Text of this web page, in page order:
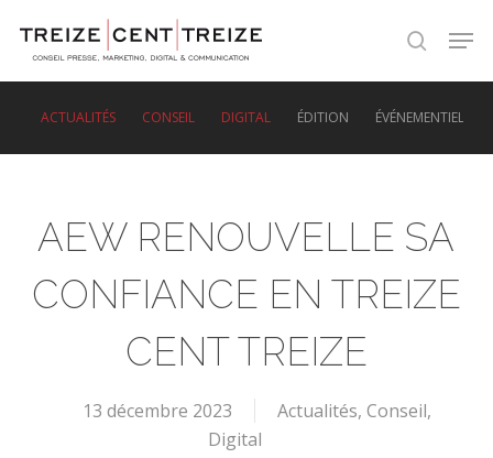
search
ACTUALITÉS CONSEIL DIGITAL ÉDITION ÉVÉNEMENTIEL
AEW RENOUVELLE SA
CONFIANCE EN TREIZE
CENT TREIZE
13 décembre 2023 Actualités,Conseil,
Digital